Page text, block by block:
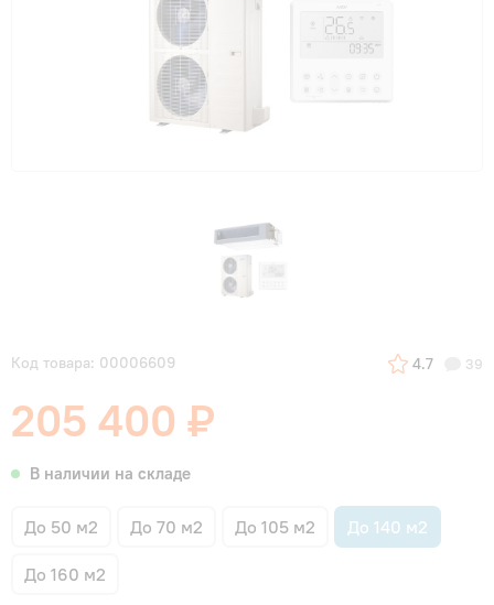
Код товара: 00006609 4.7 39
205 400 ₽
В наличии на складе
До 50 м2 До 70 м2 До 105 м2 До 140 м2
До 160 м2